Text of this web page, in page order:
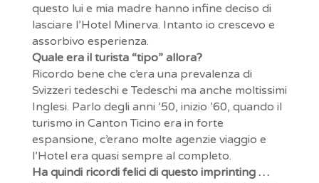
questo lui e mia madre hanno infine deciso di
lasciare l’Hotel Minerva. Intanto io crescevo e
assorbivo esperienza.
Quale era il turista “tipo” allora?
Ricordo bene che c’era una prevalenza di
Svizzeri tedeschi e Tedeschi ma anche moltissimi
Inglesi. Parlo degli anni ’50, inizio ’60, quando il
turismo in Canton Ticino era in forte
espansione, c’erano molte agenzie viaggio e
l’Hotel era quasi sempre al completo.
Ha quindi ricordi felici di questo imprinting …